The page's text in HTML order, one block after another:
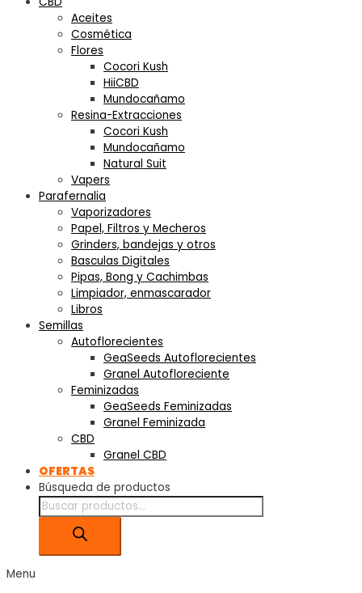
Aceites
Cosmética
Flores
Cocori Kush
HiiCBD
Mundocañamo
Resina-Extracciones
Cocori Kush
Mundocañamo
Natural Suit
Vapers
Parafernalia
Vaporizadores
Papel, Filtros y Mecheros
Grinders, bandejas y otros
Basculas Digitales
Pipas, Bong y Cachimbas
Limpiador, enmascarador
Libros
Semillas
Autoflorecientes
GeaSeeds Autoflorecientes
Granel Autofloreciente
Feminizadas
GeaSeeds Feminizadas
Granel Feminizada
CBD
Granel CBD
OFERTAS
Búsqueda de productos
Menu